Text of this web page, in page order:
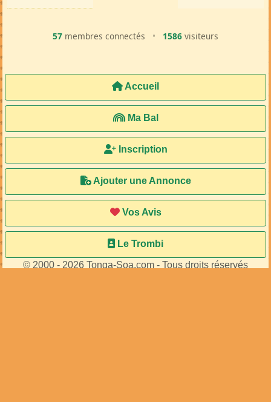
57 membres connectés • 1586 visiteurs
Accueil
Ma Bal
Inscription
Ajouter une Annonce
Vos Avis
Le Trombi
© 2000 - 2026 Tonga-Soa.com - Tous droits réservés